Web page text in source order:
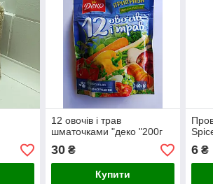
12 овочів і трав
шматочками "деко "200г
30₴
Купити
6 ₴